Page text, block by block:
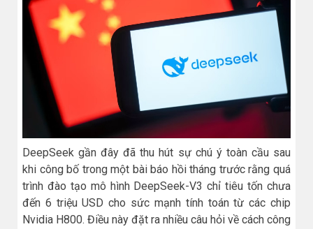
DeepSeek gần đây đã thu hút sự chú ý toàn cầu sau
khi công bố trong một bài báo hồi tháng trước rằng quá
trình đào tạo mô hình DeepSeek-V3 chỉ tiêu tốn chưa
đến 6 triệu USD cho sức mạnh tính toán từ các chip
Nvidia H800. Điều này đặt ra nhiều câu hỏi về cách công